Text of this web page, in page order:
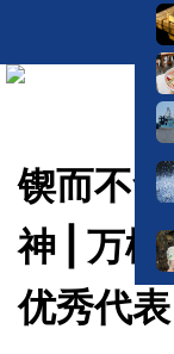
锲而不
神 | 万松
优秀代表